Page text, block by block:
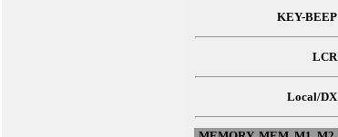
KEY-BEEP
LCR
Local/DX